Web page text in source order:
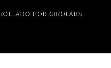
POR GIROLABS